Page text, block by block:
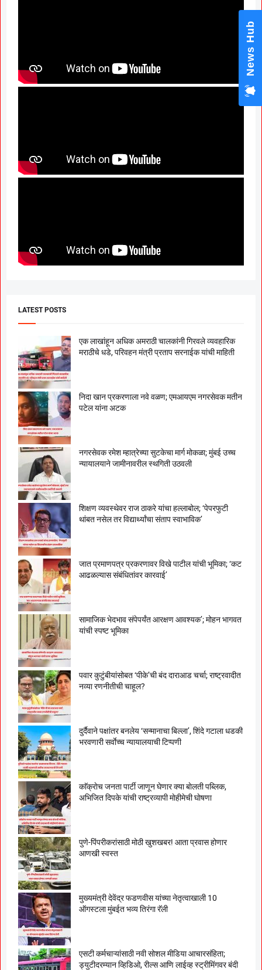
LATEST POSTS
एक लाखांहून अधिक अमराठी चालकांनी गिरवले व्यवहारिक
मराठीचे धडे, परिवहन मंत्री प्रताप सरनाईक यांची माहिती
निदा खान प्रकरणाला नवे वळण; एमआयएम नगरसेवक मतीन
पटेल यांना अटक
नगरसेवक रमेश म्हात्रेच्या सुटकेचा मार्ग मोकळा; मुंबई उच्च
न्यायालयाने जामीनावरील स्थगिती उठवली
शिक्षण व्यवस्थेवर राज ठाकरे यांचा हल्लाबोल; ‘पेपरफुटी
थांबत नसेल तर विद्यार्थ्यांचा संताप स्वाभाविक’
जात प्रमाणपत्र प्रकरणावर विखे पाटील यांची भूमिका; ‘कट
आढळल्यास संबंधितांवर कारवाई’
सामाजिक भेदभाव संपेपर्यंत आरक्षण आवश्यक’; मोहन भागवत
यांची स्पष्ट भूमिका
पवार कुटुंबीयांसोबत ‘पीके’ची बंद दाराआड चर्चा; राष्ट्रवादीत
नव्या रणनीतीची चाहूल?
दुर्दैवाने पक्षांतर बनलेय ‘सन्मानाचा बिल्ला’, शिंदे गटाला धडकी
भरवणारी सर्वाेच्च न्यायालयाची टिप्पणी
काॅक्राेच जनता पार्टी जाणून घेणार क्या बाेलती पब्लिक,
अभिजित दिपके यांची राष्ट्रव्यापी माेहीमेची घाेषणा
पुणे-पिंपरीकरांसाठी मोठी खुशखबर! आता प्रवास होणार
आणखी स्वस्त
मुख्यमंत्री देवेंद्र फडणवीस यांच्या नेतृत्वाखाली 10
ऑगस्टला मुंबईत भव्य तिरंगा रॅली
एसटी कर्मचाऱ्यांसाठी नवी सोशल मीडिया आचारसंहिता;
ड्युटीदरम्यान व्हिडिओ, रील्स आणि लाईव्ह स्ट्रीमिंगवर बंदी
News Hub